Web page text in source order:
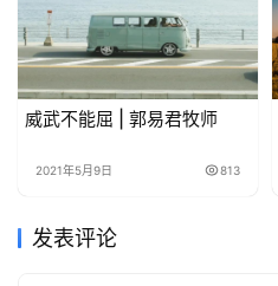
威武不能屈 | 郭易君牧师
2021年5月9日 813
发表评论